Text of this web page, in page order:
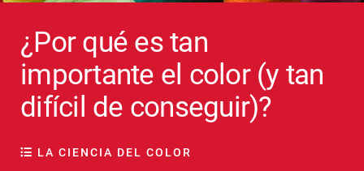
¿Por qué es tan
importante el color (y tan
difícil de conseguir)?
LA CIENCIA DEL COLOR